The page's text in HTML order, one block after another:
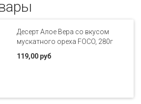
Десерт Алое Вера со вкусом
мускатного ореха FOCO, 280г
119,00 руб